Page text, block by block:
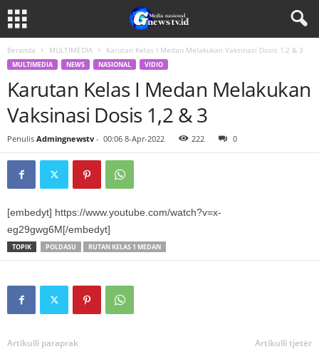
Beranda MULTIMEDIA Karutan Kelas I Medan Melakukan Vaksinasi Dosis 1,2 & 3
MULTIMEDIA NEWS NASIONAL VIDIO
Karutan Kelas I Medan Melakukan
Vaksinasi Dosis 1,2 & 3
Penulis Admingnewstv - 00:06 8-Apr-2022 222 0
[embedyt] https://www.youtube.com/watch?v=x-
eg29gwg6M[/embedyt]
TOPIK POLDASU RUTAN KELAS 1 MEDAN
Artikulli paraprak Artikulli tjetër